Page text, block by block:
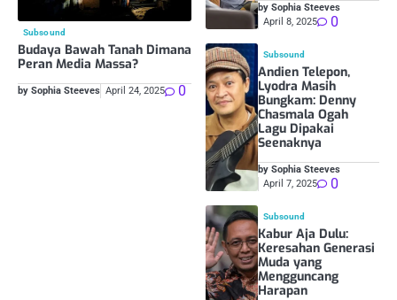
Subsound
Budaya Bawah Tanah Dimana
Peran Media Massa?
by Sophia Steeves April 24, 2025 0
by Sophia Steeves
April 8, 2025
0
Subsound
Andien Telepon,
Lyodra Masih
Bungkam: Denny
Chasmala Ogah
Lagu Dipakai
Seenaknya
by Sophia Steeves
April 7, 2025
0
Subsound
Kabur Aja Dulu:
Keresahan Generasi
Muda yang
Mengguncang
Harapan